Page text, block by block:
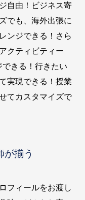
自由！ビジネス寄
でも、海外出張に
ンジできる！さら
クティビティー
できる！行きたい
実現できる！授業
てカスタマイズで
が揃う
フィールをお渡し